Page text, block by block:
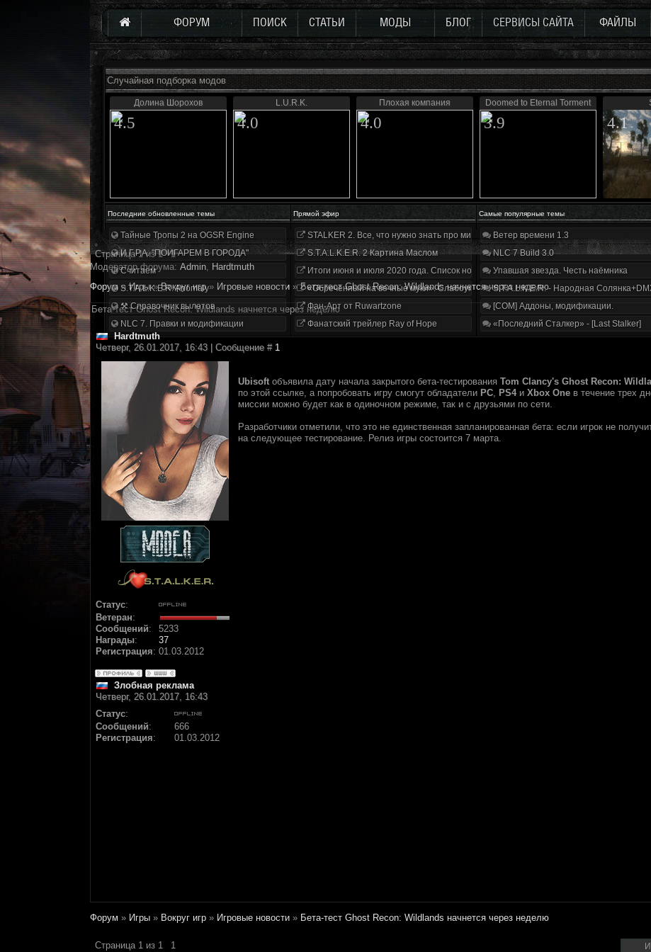
ФОРУМ ПОИСК СТАТЬИ МОДЫ БЛОГ СЕРВИСЫ САЙТА ФАЙЛЫ
Случайная подборка модов
Долина Шорохов
4.5
L.U.R.K.
4.0
Плохая компания
4.0
Doomed to Eternal Torment
3.9 4.1
Последние обновленные темы Прямой эфир Самые популярные темы
Тайные Тропы 2 на OGSR Engine
И.Г.Р.А. "ПОИГАРЕМ В ГОРОДА"
Считаем
S.T.A.L.K.E.R. Anomaly
⚒ Справочник вылетов
NLC 7. Правки и модификации
STALKER 2. Все, что нужно знать про мир, геймплей и сюжет | Разбор трейлера
S.T.A.L.K.E.R. 2 Картина Маслом
Итоги июня и июля 2020 года. Список нововведений
«Обречённый на вечные муки». Слабоумие и отвага
Фан-Арт от Ruwartzone
Фанатский трейлер Ray of Hope
Ветер времени 1.3
NLC 7 Build 3.0
Упавшая звезда. Честь наёмника
S.T.A.L.K.E.R. - Народная
[COM] Аддоны, модификации.
«Последний Сталкер» - [Last Stalker]
Страница1из1
1
Модератор форума: Аdmin, Hardtmuth
Форум » Игры » Вокруг игр » Игровые новости » Бета-тест Ghost Recon: Wildlands начнется через неделю
Бета-тест Ghost Recon: Wildlands начнется через неделю
Hardtmuth
Четверг, 26.01.2017, 16:43 | Сообщение # 1
Статус:
Ветеран:
Сообщений:
5233
Награды:
37
Регистрация: 01.03.2012
Ubisoft объявила дату начала закрытого бета-тестирования Tom Clancy's Ghost Recon:
по этой ссылке, а попробовать игру смогут обладатели PC, PS4и Xbox One в течение трех
миссии можно будет как в одиночном режиме, так и с друзьями по сети.
Разработчики отметили, что это не единственная запланированная бета: если игрок не
на следующее тестирование. Релиз игры состоится 7 марта.
Злобная реклама
Четверг, 26.01.2017, 16:43
Статус:
Сообщений:
666
Регистрация: 01.03.2012
Форум » Игры » Вокруг игр » Игровые новости » Бета-тест Ghost Recon: Wildlands начнется через неделю
Страница 1 из 1 1